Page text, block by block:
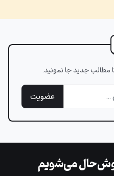
مطالب جدید جا نمونید.
عضویت
می‌شویم